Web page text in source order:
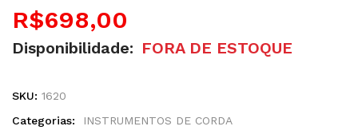
R$698,00
Disponibilidade: FORA DE ESTOQUE
SKU: 1620
Categorias:
INSTRUMENTOS DE CORDA